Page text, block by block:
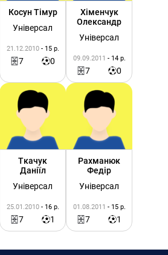
Косун Тімур
Універсал
21.12.2010 - 15 р.
7 0
Хіменчук
Олександр
Універсал
09.09.2011 - 14 р.
7 0
Ткачук
Даніїл
Універсал
25.01.2010 - 16 р.
7 1
Рахманюк
Федір
Універсал
01.08.2011 - 15 р.
7 1